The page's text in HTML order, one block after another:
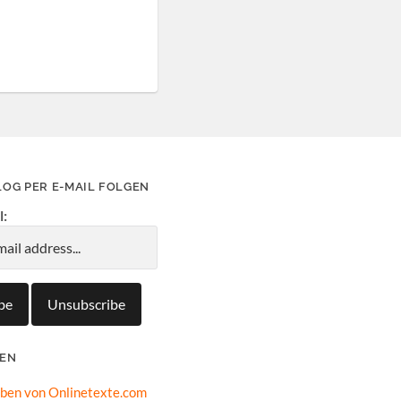
PER E-MAIL FOLGEN
von Onlinetexte.com